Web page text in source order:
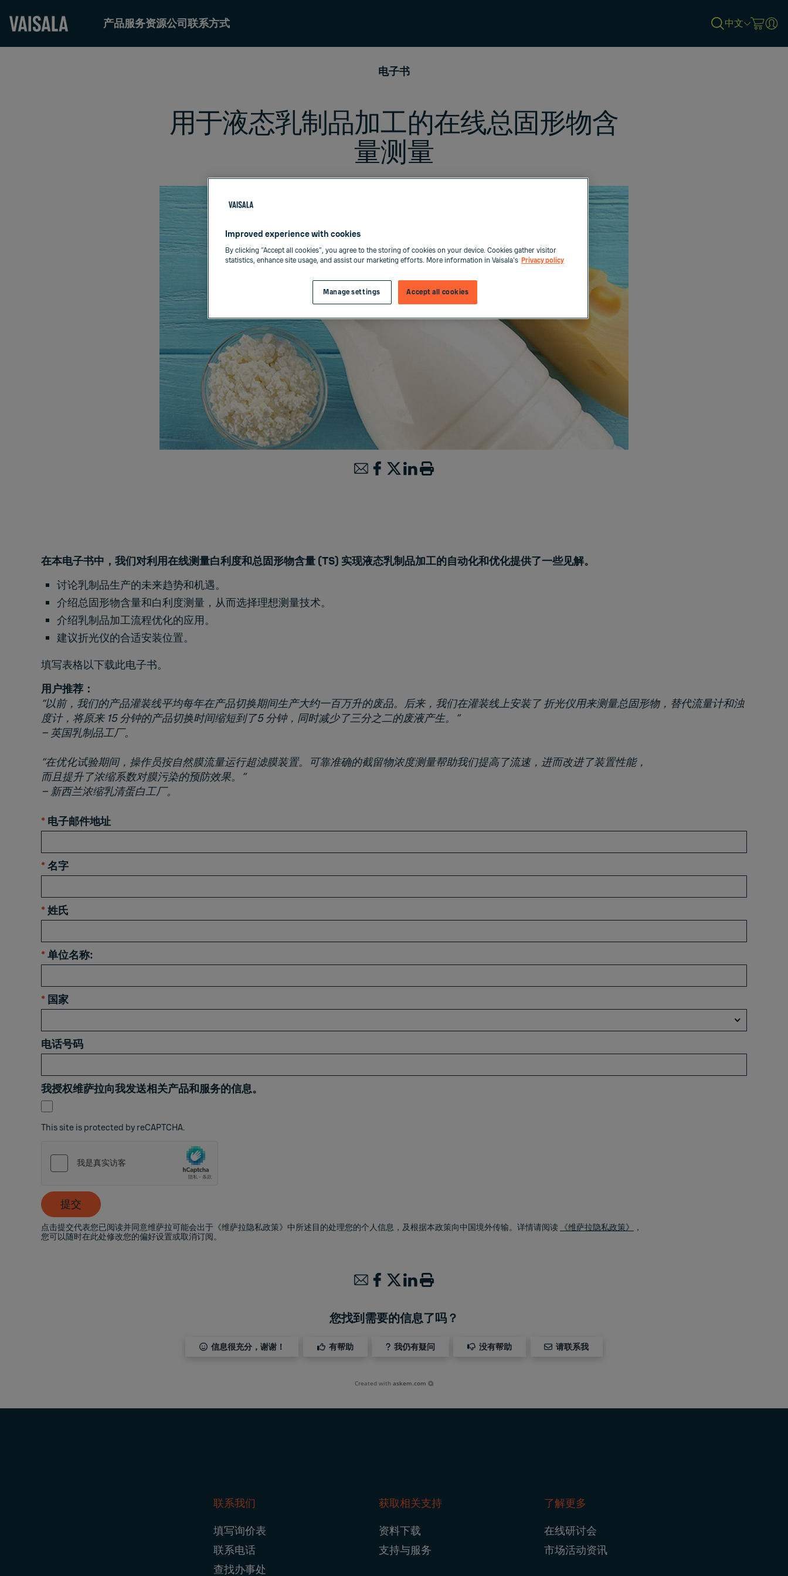
产品服务资源公司联系方式 中文
电子书
用于液态乳制品加工的在线总固形物含
量测量
在本电子书中，我们对利用在线测量白利度和总固形物含量 (TS) 实现液态乳制品加工的自动化和优化提供了一些见解。
讨论乳制品生产的未来趋势和机遇。
介绍总固形物含量和白利度测量，从而选择理想测量技术。
介绍乳制品加工流程优化的应用。
建议折光仪的合适安装位置。
填写表格以下载此电子书。
用户推荐：
“以前，我们的产品灌装线平均每年在产品切换期间生产大约一百万升的废品。后来，我们在灌装线上安装了 折光仪用来测量总固形物，替代流量计和浊
度计，将原来 15 分钟的产品切换时间缩短到了5 分钟，同时减少了三分之二的废液产生。”
– 英国乳制品工厂。
“在优化试验期间，操作员按自然膜流量运行超滤膜装置。可靠准确的截留物浓度测量帮助我们提高了流速，进而改进了装置性能，
而且提升了浓缩系数对膜污染的预防效果。”
– 新西兰浓缩乳清蛋白工厂。
* 电子邮件地址
* 名字
* 姓氏
* 单位名称:
* 国家
电话号码
我授权维萨拉向我发送相关产品和服务的信息。
This site is protected by reCAPTCHA.
提交
点击提交代表您已阅读并同意维萨拉可能会出于《维萨拉隐私政策》中所述目的处理您的个人信息，及根据本政策向中国境外传输。详情请阅读 《维萨拉隐私政策》
，
您可以随时在此处修改您的偏好设置或取消订阅。
您找到需要的信息了吗？
信息很充分，谢谢！ 有帮助 我仍有疑问 没有帮助 请联系我
Created withaskem.com
Footer
Navigation
联系我们
填写询价表
联系电话
查找办事处
获取相关支持
资料下载
支持与服务
了解更多
在线研讨会
市场活动资讯
Improved experience with cookies
By clicking “Accept all cookies”, you agree to the storing of cookies on your device. Cookies gather visitor
statistics, enhance site usage, and assist our marketing efforts. More information in Vaisala's Privacy policy
Accept all cookies
Manage settings